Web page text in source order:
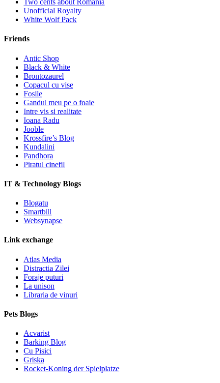
Two cents about Romania
Unofficial Royalty
White Wolf Pack
Friends
Antic Shop
Black & White
Brontozaurel
Copacul cu vise
Fosile
Gandul meu pe o foaie
Intre vis si realitate
Ioana Radu
Jooble
Krossfire’s Blog
Kundalini
Pandhora
Piratul cinefil
IT & Technology Blogs
Blogatu
Smartbill
Websynapse
Link exchange
Atlas Media
Distractia Zilei
Foraje puturi
La unison
Libraria de vinuri
Pets Blogs
Acvarist
Barking Blog
Cu Pisici
Griska
Rocket-Koning der Spielplatze